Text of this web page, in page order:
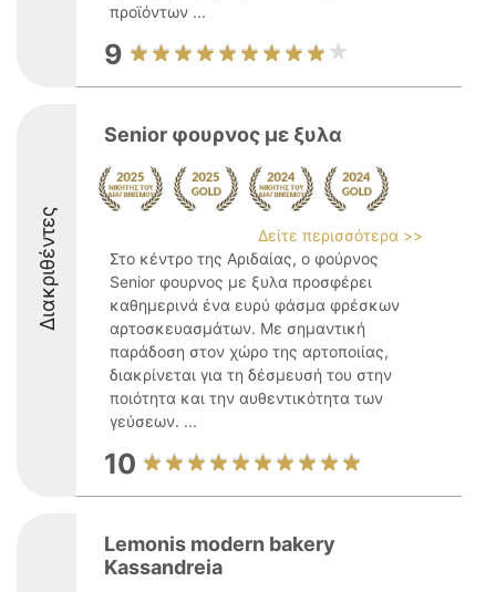
προϊόντων ...
9
Διακριθέντες
Senior φουρνος με ξυλα
Δείτε περισσότερα >>
Στο κέντρο της Αριδαίας, ο φούρνος
Senior φουρνος με ξυλα προσφέρει
καθημερινά ένα ευρύ φάσμα φρέσκων
αρτοσκευασμάτων. Με σημαντική
παράδοση στον χώρο της αρτοποιίας,
διακρίνεται για τη δέσμευσή του στην
ποιότητα και την αυθεντικότητα των
γεύσεων. ...
10
Lemonis modern bakery
Kassandreia